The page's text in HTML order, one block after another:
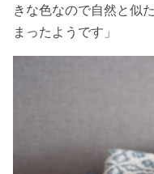
きな色なので自然と似
まったようです」